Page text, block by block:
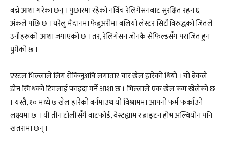
बच्ने आशा गरेका छन् । पुछारमा रहेको नर्विच रेलिगेसनबाट सुरक्षित रहन ६
अंकले पछि छ । घरेलु मैदानमा फेब्रुअरीमा बलियो लेस्टर सिटीविरुद्धको जितले
उनीहरूको आशा जगाएको छ । तर, रेलिगेसन जोनकै सेफिल्डसँग पराजित हुन
पुगेको छ ।
एस्टल भिल्लाले लिग रोकिनुअघि लगातार चार खेल हारेको थियो । यो ब्रेकले
डीन स्मिथको टिमलाई फाइदा गर्ने आशा छ । भिल्लाले एक खेल कम खेलेको छ
। यस्तै, १० मध्ये ७ खेल हारेको बर्नमाउथ यो विश्राममा आफ्नो फर्म फर्काउने
लक्ष्यमा छ । यी तीन टोलीसँगै वाटफोर्ड, वेस्टह्याम र ब्राइटन होभ अल्वियोन पनि
खतरामा छन् ।